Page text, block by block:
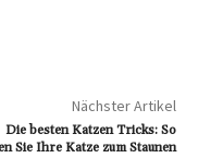
Nächster Artikel
Die besten Katzen Tricks: So
Sie Ihre Katze zum Staunen